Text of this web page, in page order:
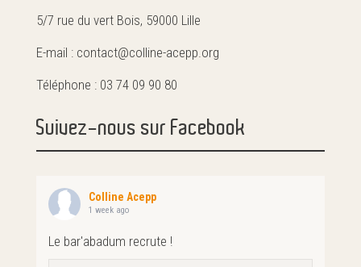
5/7 rue du vert Bois, 59000 Lille
E-mail : contact@colline-acepp.org
Téléphone : 03 74 09 90 80
Suivez-nous sur Facebook
Colline Acepp
1 week ago
Le bar'abadum recrute !